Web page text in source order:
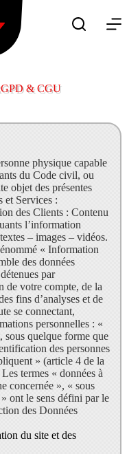
& CGU
physique capable
du Code civil, ou
objet des présentes
et Services :
des Clients : Contenu
l’information
– images – vidéos.
« Information
des données
par
de votre compte, de la
fins d’analyses et de
se connectant,
personnelles : «
quelque forme que
des personnes
» (article 4 de la
termes « données à
concernée », « sous
ont le sens défini par le
des Données
du site et des